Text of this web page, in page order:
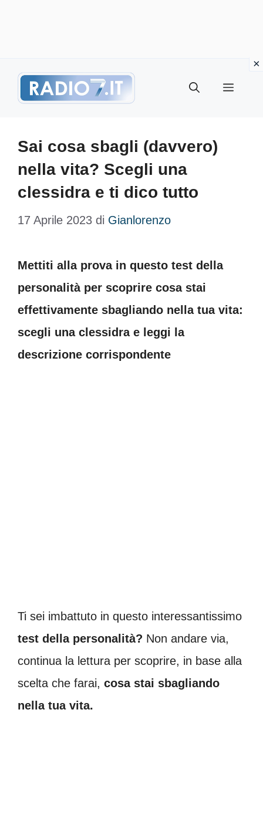
Menu
Sai cosa sbagli (davvero)
nella vita? Scegli una
clessidra e ti dico tutto
17 Aprile 2023 di Gianlorenzo
Mettiti alla prova in questo test della
personalità per scoprire cosa stai
effettivamente sbagliando nella tua vita:
scegli una clessidra e leggi la
descrizione corrispondente
Ti sei imbattuto in questo interessantissimo
test della personalità? Non andare via,
continua la lettura per scoprire, in base alla
scelta che farai, cosa stai sbagliando
nella tua vita.